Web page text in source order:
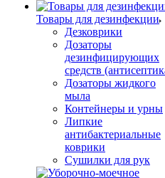
Товары для дезинфекции
Дезковрики
Дозаторы
дезинфицирующих
средств
Дозаторы жидкого
мыла
Контейнеры и урны
Липкие
антибактериальные
коврики
Сушилки для рук